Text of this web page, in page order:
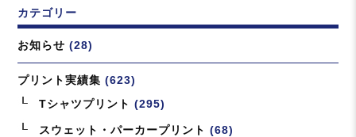
ー
ジ
送
り
カテゴリー
お知らせ (28)
プリント実績集 (623)
Tシャツプリント (295)
スウェット・パーカープリント (68)